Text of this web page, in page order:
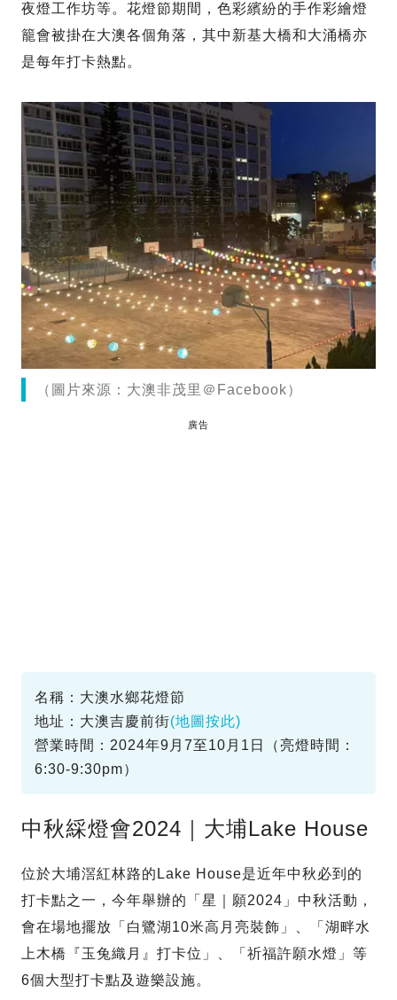
夜燈工作坊等。花燈節期間，色彩繽紛的手作彩繪燈
籠會被掛在大澳各個角落，其中新基大橋和大涌橋亦
是每年打卡熱點。
（圖片來源：大澳非茂里＠Facebook）
廣告
名稱：大澳水鄉花燈節
地址：大澳吉慶前街(地圖按此)
營業時間：2024年9月7至10月1日（亮燈時間：
6:30-9:30pm）
中秋綵燈會2024｜大埔Lake House
位於大埔滘紅林路的Lake House是近年中秋必到的
打卡點之一，今年舉辦的「星｜願2024」中秋活動，
會在場地擺放「白鷺湖10米高月亮裝飾」、「湖畔水
上木橋『玉兔織月』打卡位」、「祈福許願水燈」等
6個大型打卡點及遊樂設施。